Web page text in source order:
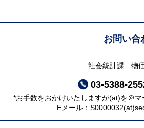
お問い合
社会統計課 物
03-5388-
*お手数をおかけいたしますが(at)を＠マ
Eメール：